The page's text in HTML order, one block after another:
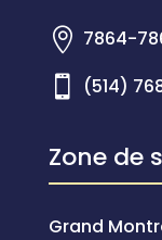
 7864-
 (514)
Zone de
Grand